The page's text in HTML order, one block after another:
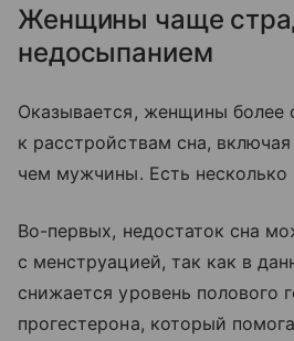
Женщины чаще
недосыпанием
Оказывается, женщины более
к расстройствам сна,
чем мужчины. Есть несколько
Во-первых, недостаток сна
с менструацией, так как в
снижается уровень полового
прогестерона, который